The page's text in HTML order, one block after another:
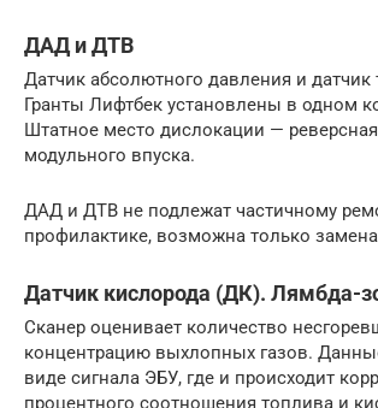
ДАД и ДТВ
Датчик абсолютного давления и датчик
Гранты Лифтбек установлены в одном
Штатное место дислокации —
модульного впуска.
ДАД и ДТВ не подлежат частичному
профилактике, возможна только
Датчик кислорода (ДК). Лямбда-
Сканер оценивает количество
концентрацию выхлопных газов.
виде сигнала ЭБУ, где и происходит
процентного соотношения топлива и